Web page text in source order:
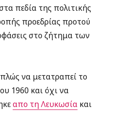
πεδία της πολιτικής
προεδρίας προτού
στο ζήτημα των
να μετατραπεί το
1960 και όχι να
απο τη Λευκωσία και